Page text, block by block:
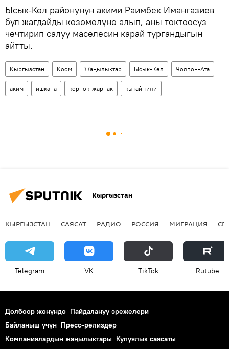
Ысык-Көл районунун акими Раимбек Имангазиев
бул жагдайды көзөмөлүнө алып, аны токтоосуз
чечтирип салуу маселесин карай тургандыгын
айтты.
Кыргызстан Коом Жаңылыктар Ысык-Көл Чолпон-Ата
аким ишкана көрнөк-жарнак кытай тили
Кыргызстан
КЫРГЫЗСТАН САЯСАТ РАДИО РОССИЯ МИГРАЦИЯ
Telegram VK ТikТоk Rutube
Долбоор жөнүндө Пайдалануу эрежелери
Байланыш үчүн Пресс-релиздер
Компаниялардын жаңылыктары Купуялык саясаты